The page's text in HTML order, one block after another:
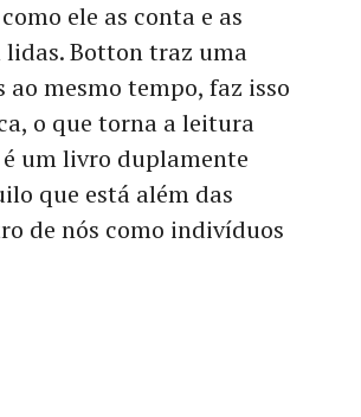
ele as conta e as
lidas. Botton traz uma
mesmo tempo, faz isso
o que torna a leitura
um livro duplamente
que está além das
de nós como indivíduos